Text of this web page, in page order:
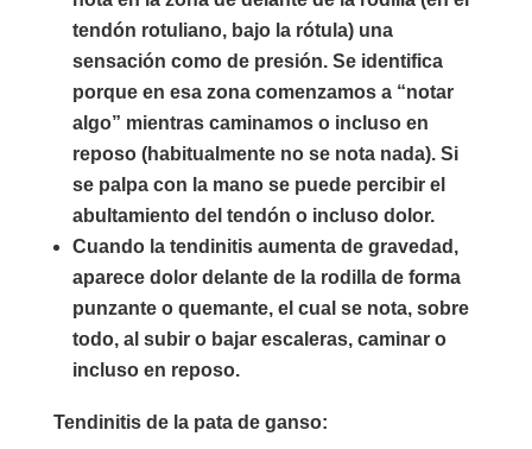
tendón rotuliano, bajo la rótula) una
sensación como de presión. Se identifica
porque en esa zona comenzamos a “notar
algo” mientras caminamos o incluso en
reposo (habitualmente no se nota nada). Si
se palpa con la mano se puede percibir el
abultamiento del tendón o incluso dolor.
Cuando la tendinitis aumenta de gravedad,
aparece dolor delante de la rodilla de forma
punzante o quemante, el cual se nota, sobre
todo, al subir o bajar escaleras, caminar o
incluso en reposo.
Tendinitis de la pata de ganso: